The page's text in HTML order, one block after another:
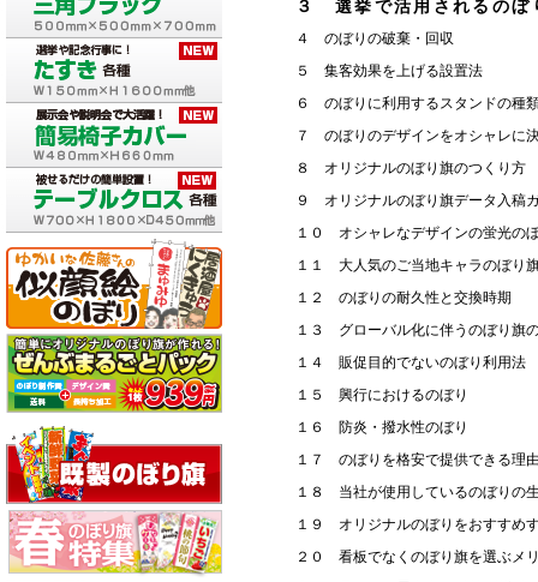
３ 選挙で活用されるのぼ
４ のぼりの破棄・回収
５ 集客効果を上げる設置法
６ のぼりに利用するスタンドの種
７ のぼりのデザインをオシャレに
８ オリジナルのぼり旗のつくり方
９ オリジナルのぼり旗データ入稿
１０ オシャレなデザインの蛍光の
１１ 大人気のご当地キャラのぼり
１２ のぼりの耐久性と交換時期
１３ グローバル化に伴うのぼり旗
１４ 販促目的でないのぼり利用法
１５ 興行におけるのぼり
１６ 防炎・撥水性のぼり
１７ のぼりを格安で提供できる理
１８ 当社が使用しているのぼりの
１９ オリジナルのぼりをおすすめ
２０ 看板でなくのぼり旗を選ぶメ